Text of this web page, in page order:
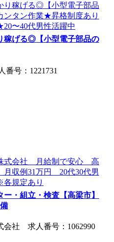
稼げる◎【小型電子部品の
号：1221731
・組立・検査【高梁市】
会社 求人番号：1062990